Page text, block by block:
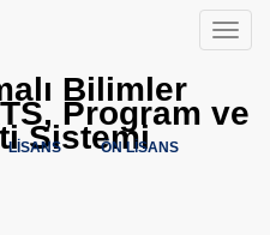
Menü
Bilimler
Program ve
Sistemi
LİSANS ÖN LİSANS